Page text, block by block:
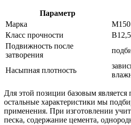
Параметр
Марка
М150
Класс прочности
В12,5
Подвижность после
затворения
Насыпная плотность
Для этой позиции базовым является
остальные характеристики мы
применения. При изготовлении
песка, содержание цемента,